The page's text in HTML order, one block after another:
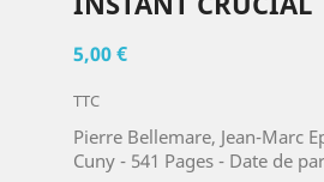
5,00 €
TTC
Pierre Bellemare, Jean-Marc
Cuny - 541 Pages - Date de